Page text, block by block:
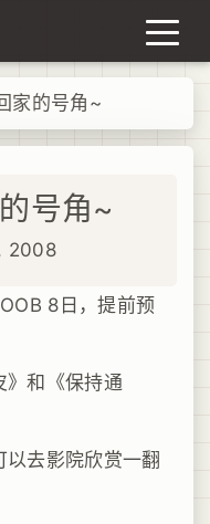
家的号角~
号角~
2008
8日，提前预
》和《保持通
去影院欣赏一翻